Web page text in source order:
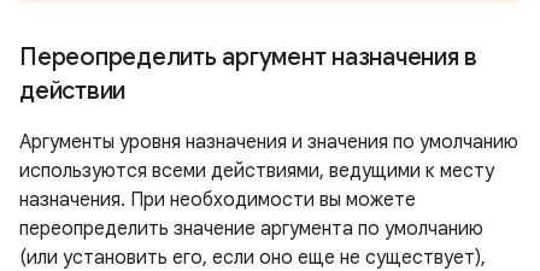
Переопределить аргумент назначения в
действии
Аргументы уровня назначения и значения по умолчанию
используются всеми действиями, ведущими к месту
назначения. При необходимости вы можете
переопределить значение аргумента по умолчанию
(или установить его, если оно еще не существует),